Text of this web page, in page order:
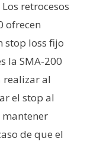
retrocesos
ofrecen
stop loss fijo
la SMA-200
realizar al
el stop al
de que el